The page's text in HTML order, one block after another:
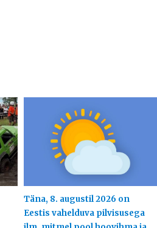
Täna, 8. augustil 2026 on
Eestis vahelduva pilvisusega